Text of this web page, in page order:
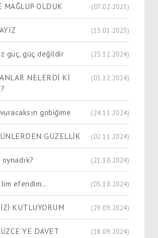
MAĞLUP OLDUK (07.02.2025)
(13.01.2025)
güç, güç değildir (23.12.2024)
NELERDİ Kİ
(03.12.2024)
gobiğime (24.11.2024)
GÜZELLİK (02.11.2024)
(21.10.2024)
efendim… (05.10.2024)
KUTLUYORUM (29.09.2024)
DAVET
(18.09.2024)